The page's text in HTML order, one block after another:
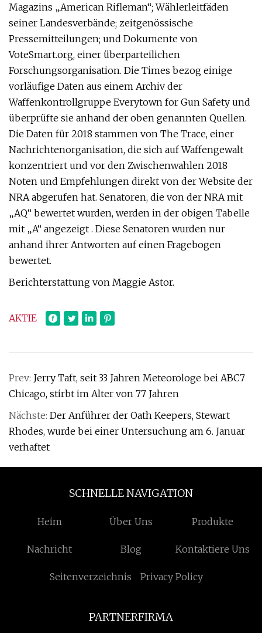
Magazins „American Rifleman“; Wählerleitfäden
seiner Landesverbände; zeitgenössische
Pressemitteilungen; und Dokumente von
VoteSmart.org, einer überparteilichen
Forschungsorganisation. Die Times bezog einige
vorläufige Daten aus einem Archiv der
Waffenkontrollgruppe Everytown for Gun Safety und
überprüfte sie anhand der oben genannten Quellen.
Die Daten für 2018 stammen von The Trace, einer
Nachrichtenorganisation, die sich auf Waffengewalt
konzentriert und vor den Zwischenwahlen 2018
Noten und Empfehlungen direkt von der Website der
NRA abgerufen hat. Senatoren, die von der NRA mit
„AQ“ bewertet wurden, werden in der obigen Tabelle
mit „A“ angezeigt . Diese Senatoren wurden nur
anhand ihrer Antworten auf einen Fragebogen
bewertet.
Berichterstattung von Maggie Astor.
AKTIE
Prev: Jerry Taft, seit 33 Jahren Meteorologe bei ABC7
Chicago, stirbt im Alter von 77 Jahren
Nächste: Der Anführer der Oath Keepers, Stewart
Rhodes, wurde bei einer Untersuchung am 6. Januar
verhaftet
SCHNELLE NAVIGATION
Heim Über Uns Produkte
Nachricht Blog Kontaktiere Uns
Seitenverzeichnis Privacy Policy
PARTNERFIRMA